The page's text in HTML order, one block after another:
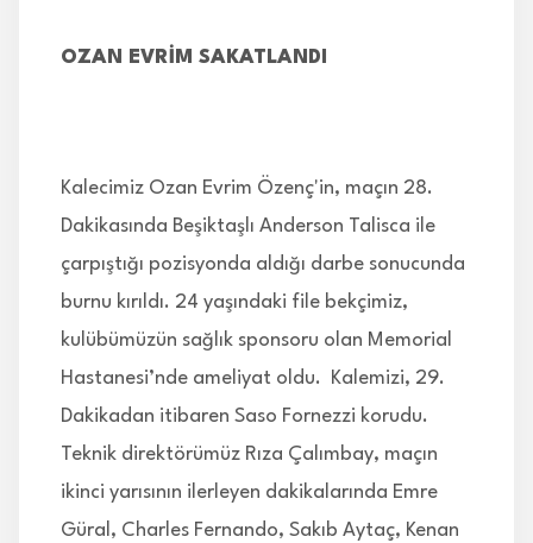
OZAN EVRİM SAKATLANDI
Kalecimiz Ozan Evrim Özenç'in, maçın 28.
Dakikasında Beşiktaşlı Anderson Talisca ile
çarpıştığı pozisyonda aldığı darbe sonucunda
burnu kırıldı. 24 yaşındaki file bekçimiz,
kulübümüzün sağlık sponsoru olan Memorial
Hastanesi’nde ameliyat oldu. Kalemizi, 29.
Dakikadan itibaren Saso Fornezzi korudu.
Teknik direktörümüz Rıza Çalımbay, maçın
ikinci yarısının ilerleyen dakikalarında Emre
Güral, Charles Fernando, Sakıb Aytaç, Kenan